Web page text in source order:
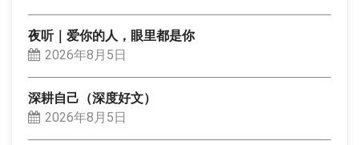
夜听｜爱你的人，眼里都是你
2026年8月5日
深耕自己（深度好文）
2026年8月5日